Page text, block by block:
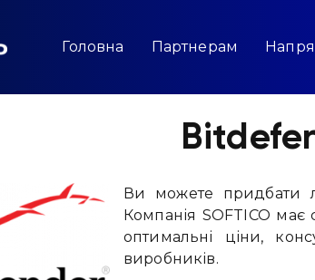
Головна Партнерам
Ви можете придбати
Компанія SOFTICO
оптимальні ціни,
виробників.